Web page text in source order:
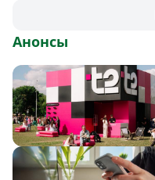
Анонсы